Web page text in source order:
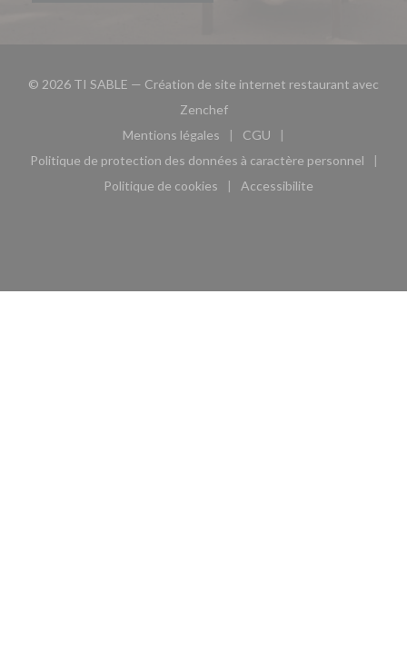
© 2026 TI SABLE — Création de site internet restaurant avec
Zenchef((ouvre une nouvelle fenêtre))
Mentions légales
((ouvre une nouvelle fenêtre))
CGU
((ouvre une nouvelle
Politique de protection des données à caractère personnel
((ouvre une nouvelle fenêtre))
Politique de cookies
((ouvre une nouvelle fenêtre))
Accessibilite